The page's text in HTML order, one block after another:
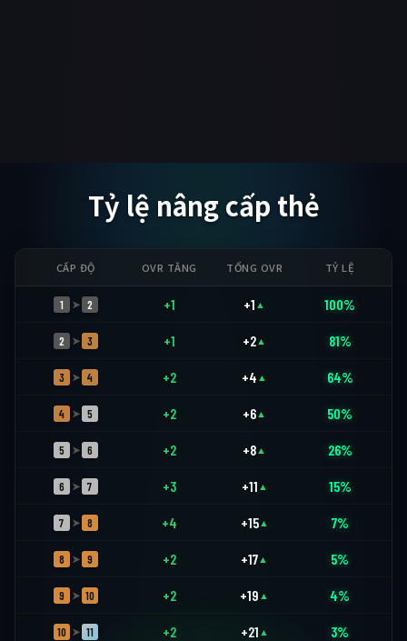
Tỷ lệ nâng cấp thẻ
CẤP ĐỘ OVR TĂNG TỔNG OVR TỶ LỆ
1 ➤ 2 +1 +1 ▲ 100%
2 ➤ 3 +1 +2 ▲ 81%
3 ➤ 4 +2 +4 ▲ 64%
4 ➤ 5 +2 +6 ▲ 50%
5 ➤ 6 +2 +8 ▲ 26%
6 ➤ 7 +3 +11 ▲ 15%
7 ➤ 8 +4 +15▲ 7%
8 ➤ 9 +2 +17 ▲ 5%
9 ➤ 10 +2 +19 ▲ 4%
10 ➤ 11 +2 +21 ▲ 3%